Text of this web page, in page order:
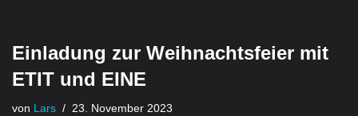
Einladung zur Weihnachtsfeier mit
ETIT und EINE
von Lars 23. November 2023